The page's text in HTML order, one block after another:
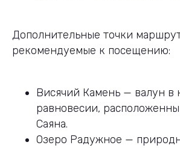
Дополнительные точки
рекомендуемые к посещению:
Висячий Камень — валун в
равновесии,
Саяна.
Озеро Радужное —